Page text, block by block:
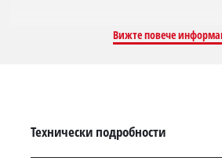
Скоростта се контролира електронно.
съхранение. За неуморна работа има
Вижте повече
Технически подробности